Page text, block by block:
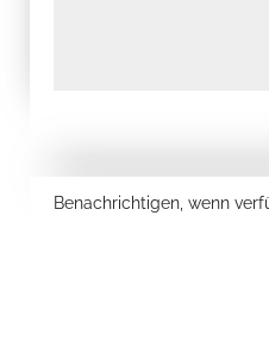
Benachrichtigen, wenn